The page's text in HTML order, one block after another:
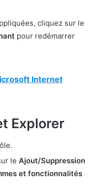
cliquez sur le
pour redémarrer
Internet
Explorer
le Ajout/Suppression
et fonctionnalités